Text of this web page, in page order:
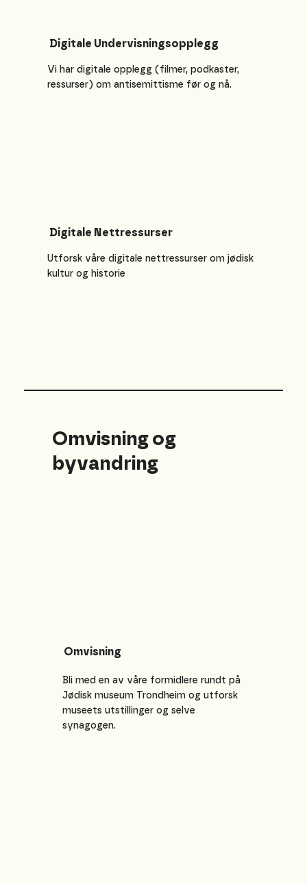
Digitale Undervisningsopplegg
Vi har digitale opplegg (filmer, podkaster,
ressurser) om antisemittisme før og nå.
Digitale Nettressurser
Utforsk våre digitale nettressurser om jødisk
kultur og historie
Omvisning og
byvandring
Omvisning
Bli med en av våre formidlere rundt på
Jødisk museum Trondheim og utforsk
museets utstillinger og selve
synagogen.